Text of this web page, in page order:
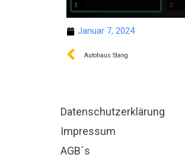
Januar 7, 2024
Autohaus Stang
Datenschutzerklärung
Impressum
AGB´s